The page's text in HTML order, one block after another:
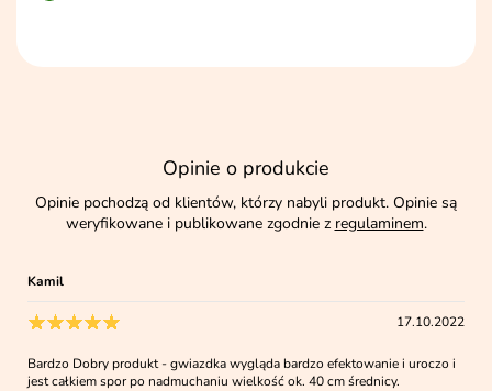
Opinie o produkcie
Opinie pochodzą od klientów, którzy nabyli produkt. Opinie są
weryfikowane i publikowane zgodnie z regulaminem.
Kamil
17.10.2022
Bardzo Dobry produkt - gwiazdka wygląda bardzo efektowanie i uroczo i
jest całkiem spor po nadmuchaniu wielkość ok. 40 cm średnicy.